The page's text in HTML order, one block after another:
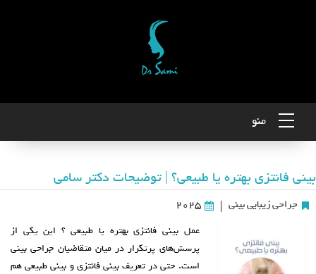
منو
بینی فانتزی بهتره یا طبیعی؟ | توضیحات دکتر سامی
جراحی زیبایی بینی |
2025
عمل بینی فانتزی بهتره یا طبیعی ؟ این یکی از
پرسش‌های پرتکرار در میان متقاضیان جراحی بینی
است. حتی در تعریف بینی فانتزی و بینی طبیعی هم